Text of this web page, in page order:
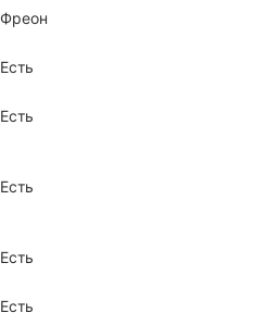
Фреон
Есть
Есть
Есть
Есть
Есть